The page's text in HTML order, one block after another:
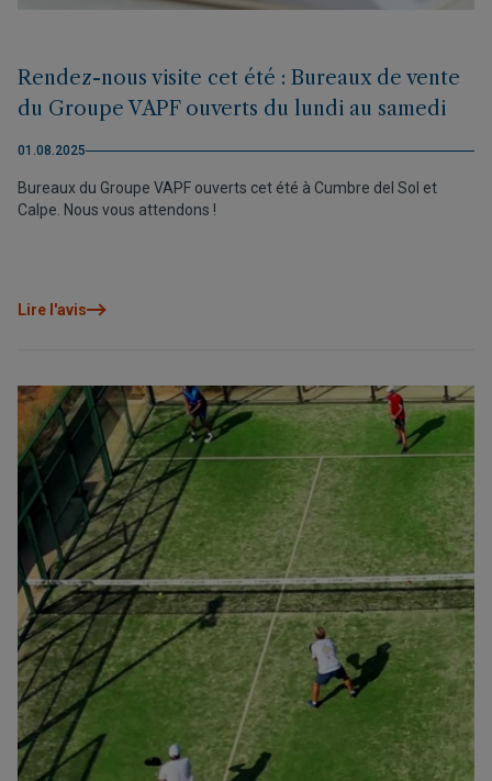
Rendez-nous visite cet été : Bureaux de vente
du Groupe VAPF ouverts du lundi au samedi
01.08.2025
Bureaux du Groupe VAPF ouverts cet été à Cumbre del Sol et
Calpe. Nous vous attendons !
Lire l'avis